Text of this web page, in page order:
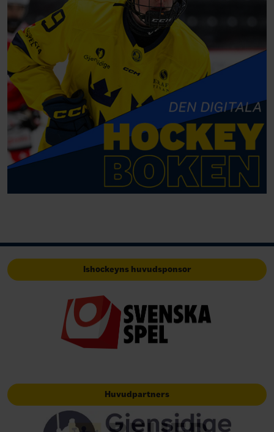
Ishockeyns huvudsponsor
Huvudpartners